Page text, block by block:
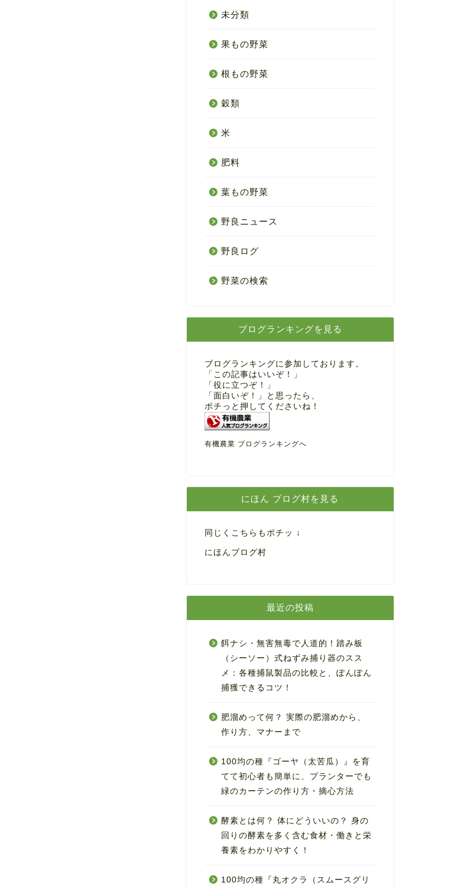
未分類
果もの野菜
根もの野菜
穀類
米
肥料
葉もの野菜
野良ニュース
野良ログ
野菜の検索
ブログランキングを見る
ブログランキングに参加しております。
「この記事はいいぞ！」
「役に立つぞ！」
「面白いぞ！」と思ったら、
ポチっと押してくださいね！
有機農業 ブログランキングへ
にほん ブログ村を見る
同じくこちらもポチッ ↓
にほんブログ村
最近の投稿
餌ナシ・無害無毒で人道的！踏み板
（シーソー）式ねずみ捕り器のスス
メ：各種捕鼠製品の比較と、ぽんぽん
捕獲できるコツ！
肥溜めって何？ 実際の肥溜めから、
作り方、マナーまで
100均の種『ゴーヤ（太苦瓜）』を育
てて初心者も簡単に、プランターでも
緑のカーテンの作り方・摘心方法
酵素とは何？ 体にどういいの？ 身の
回りの酵素を多く含む食材・働きと栄
養素をわかりやすく！
100均の種『丸オクラ（スムースグリ